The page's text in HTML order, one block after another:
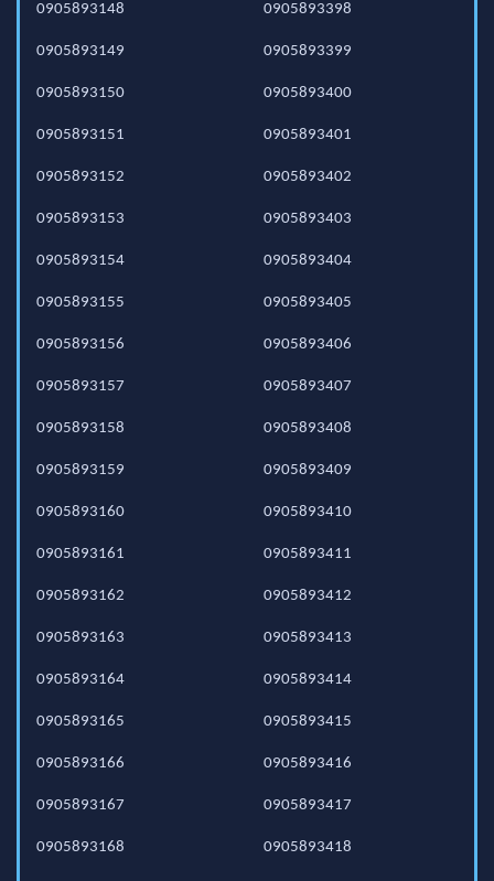
0905893148
0905893149
0905893150
0905893151
0905893152
0905893153
0905893154
0905893155
0905893156
0905893157
0905893158
0905893159
0905893160
0905893161
0905893162
0905893163
0905893164
0905893165
0905893166
0905893167
0905893168
0905893398
0905893399
0905893400
0905893401
0905893402
0905893403
0905893404
0905893405
0905893406
0905893407
0905893408
0905893409
0905893410
0905893411
0905893412
0905893413
0905893414
0905893415
0905893416
0905893417
0905893418